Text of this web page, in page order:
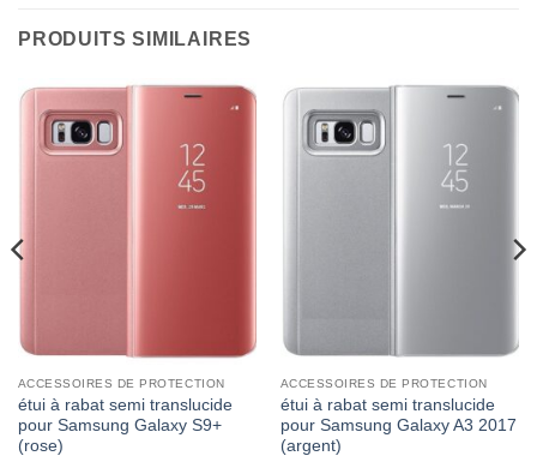
PRODUITS SIMILAIRES
ACCESSOIRES DE PROTECTION
étui à rabat semi translucide
pour Samsung Galaxy S9+
(rose)
ACCESSOIRES DE PROTECTION
étui à rabat semi translucide
pour Samsung Galaxy A3 2017
(argent)